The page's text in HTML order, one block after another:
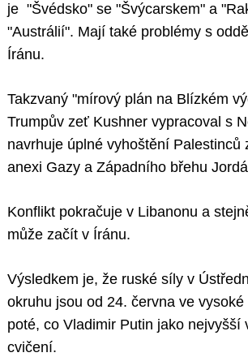
je "Švédsko" se "Švýcarskem" a
"Austrálií". Mají také problémy s
Íránu.
Takzvaný "mírový plán na Blízkém
Trumpův zeť Kushner vypracoval s
navrhuje úplné vyhoštění Palestinců
anexi Gazy a Západního břehu
Konflikt pokračuje v Libanonu a
může začít v Íránu.
Výsledkem je, že ruské síly v
okruhu jsou od 24. června ve vysoké
poté, co Vladimir Putin jako nejvyšší
cvičení.